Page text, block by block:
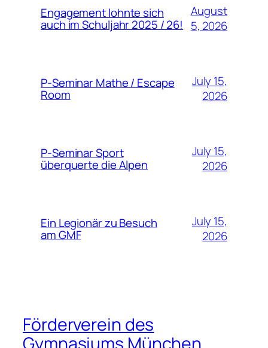
Engagement lohnte sich
auch im Schuljahr 2025 / 26!
August
5, 2026
P-Seminar Mathe / Escape
Room
July 15,
2026
P-Seminar Sport
überquerte die Alpen
July 15,
2026
Ein Legionär zu Besuch
am GMF
July 15,
2026
Förderverein des